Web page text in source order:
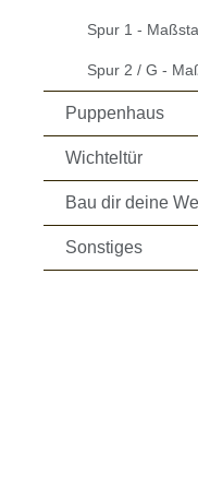
Spur 1 -
Spur 2 / G -
Puppenhaus
Wichteltür
Bau dir deine
Sonstiges